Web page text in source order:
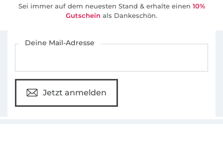
Sei immer auf dem neuesten Stand & erhalte einen 10%
Gutschein als Dankeschön.
Deine Mail-Adresse
Jetzt anmelden